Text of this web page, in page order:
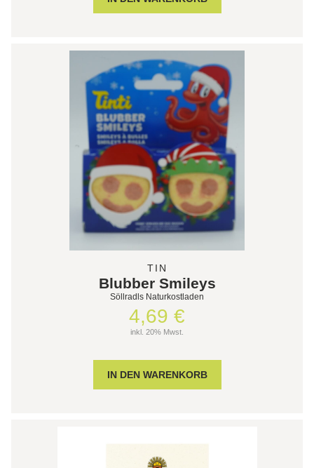
TIN
Blubber Smileys
Söllradls Naturkostladen
4,69 €
inkl. 20% Mwst.